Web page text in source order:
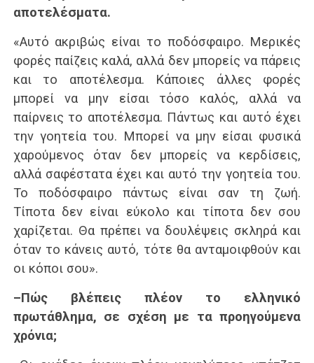
αποτελέσματα.
«Αυτό ακριβώς είναι το ποδόσφαιρο. Μερικές
φορές παίζεις καλά, αλλά δεν μπορείς να πάρεις
και το αποτέλεσμα. Κάποιες άλλες φορές
μπορεί να μην είσαι τόσο καλός, αλλά να
παίρνεις το αποτέλεσμα. Πάντως και αυτό έχει
την γοητεία του. Μπορεί να μην είσαι φυσικά
χαρούμενος όταν δεν μπορείς να κερδίσεις,
αλλά σαφέστατα έχει και αυτό την γοητεία του.
Το ποδόσφαιρο πάντως είναι σαν τη ζωή.
Τίποτα δεν είναι εύκολο και τίποτα δεν σου
χαρίζεται. Θα πρέπει να δουλέψεις σκληρά και
όταν το κάνεις αυτό, τότε θα ανταμοιφθούν και
οι κόποι σου».
–Πώς βλέπεις πλέον το ελληνικό
πρωτάθλημα, σε σχέση με τα προηγούμενα
χρόνια;